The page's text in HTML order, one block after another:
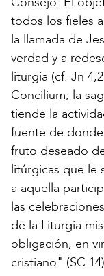
todos los fieles
la llamada de
verdad y a
liturgia (cf. Jn
Concilium, la
tiende la
fuente de
fruto deseado
litúrgicas que le
a aquella
las
de la Liturgia
obligación, en
cristiano" (SC